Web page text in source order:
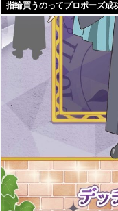
指輪買うのってプロポーズ成